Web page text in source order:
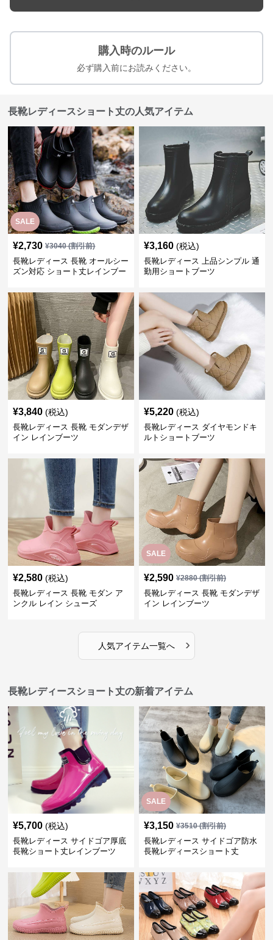
購入時のルール
必ず購入前にお読みください。
長靴レディースショート丈の人気アイテム
SALE
¥2,730 ¥3040(割引前)
長靴レディース 長靴 オールシー
ズン対応 ショート丈レインブー
¥3,160 (税込)
長靴レディース 上品シンプル 通
勤用ショートブーツ
¥3,840 (税込)
長靴レディース 長靴 モダンデザ
イン レインブーツ
¥5,220 (税込)
長靴レディース ダイヤモンドキ
ルトショートブーツ
¥2,580 (税込)
長靴レディース 長靴 モダン ア
ンクル レイン シューズ
SALE
¥2,590 ¥2880(割引前)
長靴レディース 長靴 モダンデザ
イン レインブーツ
人気アイテム一覧へ ›
長靴レディースショート丈の新着アイテム
¥5,700 (税込)
長靴レディース サイドゴア厚底
長靴ショート丈レインブーツ
SALE
¥3,150 ¥3510(割引前)
長靴レディース サイドゴア防水
長靴レディースショート丈